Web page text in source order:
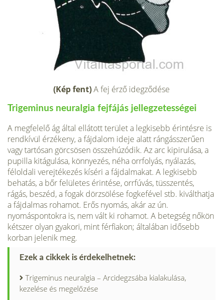
(Kép fent)A fej érző idegződése
Trigeminus neuralgia fejfájás jellegzetességei
A megfelelő ág által ellátott terület a legkisebb érintésre is
rendkívül érzékeny, a fájdalom ideje alatt rángásszerűen
vagy tartósan görcsösen összehúzódik. Az arc kipirulása, a
pupilla kitágulása, könnyezés, néha orrfolyás, nyálazás,
féloldali verejtékezés kíséri a fájdalmakat. A legkisebb
behatás, a bőr felületes érintése, orrfúvás, tüsszentés,
rágás, beszéd, a fogak dörzsölése fogkefével stb. kiválthatja
a fájdalmas rohamot. Erős nyomás, akár az ún.
nyomáspontokra is, nem vált ki rohamot. A betegség nőkön
kétszer olyan gyakori, mint férfiakon; általában idősebb
korban jelenik meg.
Ezek a cikkek is érdekelhetnek:
Trigeminus neuralgia – Arcidegzsába kialakulása,
kezelése és megelőzése